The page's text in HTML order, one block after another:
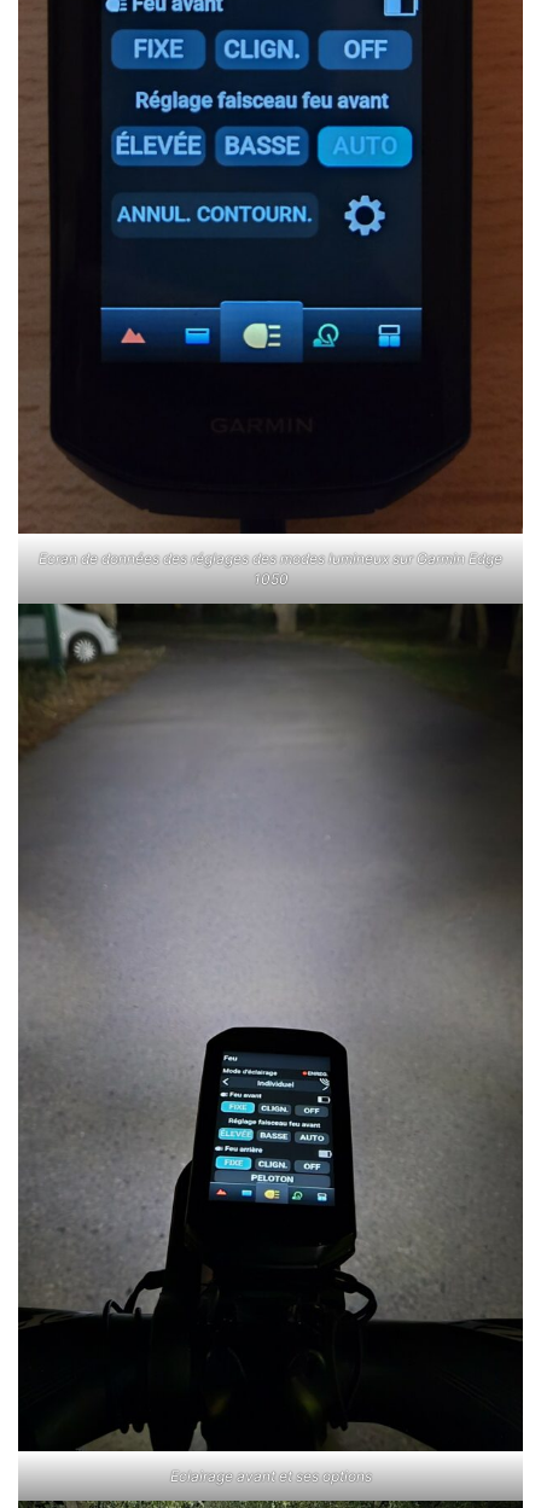
Ecran de données des réglages des modes lumineux sur Garmin Edge
1050
Eclairage avant et ses options